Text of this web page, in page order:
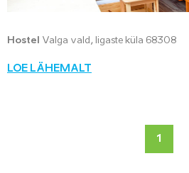
Hostel Valga vald, Iigaste küla 68308
LOE LÄHEMALT
1